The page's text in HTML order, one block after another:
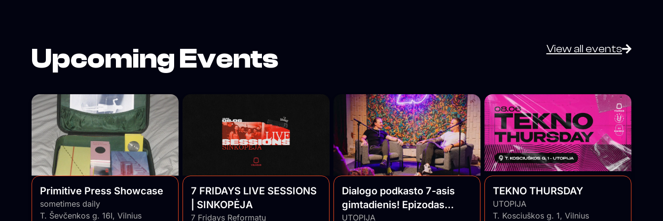
dalijamės. Jei „Paviljonas“ būtų daina – tai būtų ta,
kuri skamba dar ilgai po to, kai ji nutilo.
Upcoming Events View all events
Primitive Press Showcase
sometimes daily
T. Ševčenkos g. 16I, Vilnius
7 FRIDAYS LIVE SESSIONS
| SINKOPĖJA
7 Fridays Reformatų
Dialogo podkasto 7-asis
gimtadienis! Epizodas
gyvai su auditorija
UTOPIJA
TEKNO THURSDAY
UTOPIJA
T. Kosciuškos g. 1, Vilnius